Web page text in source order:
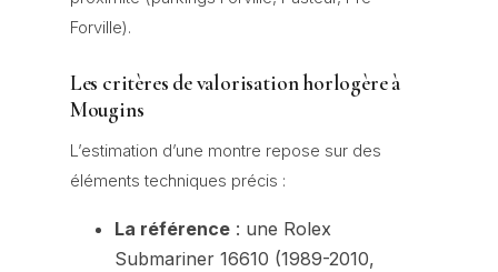
Forville).
Les critères de valorisation horlogère à
Mougins
L’estimation d’une montre repose sur des
éléments techniques précis :
La référence: une Rolex
Submariner 16610 (1989-2010,